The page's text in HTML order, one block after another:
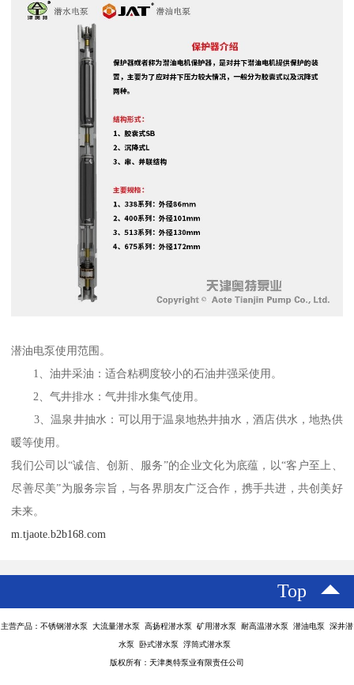
潜油电泵使用范围。
1、油井采油：适合粘稠度较小的石油井强采使用。
2、气井排水：气井排水集气使用。
3、温泉井抽水：可以用于温泉地热井抽水，酒店供水，地热供
暖等使用。
我们公司以“诚信、创新、服务”的企业文化为底蕴，以“客户至上、
尽善尽美”为服务宗旨，与各界朋友广泛合作，携手共进，共创美好
未来。
m.tjaote.b2b168.com
Top
主营产品：不锈钢潜水泵 大流量潜水泵 高扬程潜水泵 矿用潜水泵 耐高温潜水泵 潜油电泵 深井潜
水泵 卧式潜水泵 浮筒式潜水泵
版权所有：天津奥特泵业有限责任公司